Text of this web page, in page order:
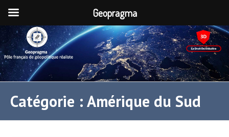
Catégorie : Amérique du Sud
Geopragma